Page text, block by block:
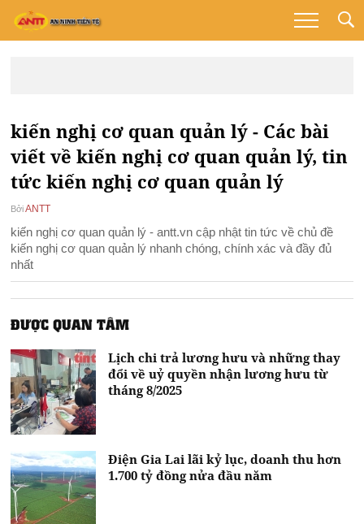
kiến nghị cơ quan quản lý - Các bài
viết về kiến nghị cơ quan quản lý, tin
tức kiến nghị cơ quan quản lý
Bởi ANTT
kiến nghị cơ quan quản lý - antt.vn cập nhật tin tức về chủ đề
kiến nghị cơ quan quản lý nhanh chóng, chính xác và đầy đủ
nhất
ĐƯỢC QUAN TÂM
Lịch chi trả lương hưu và những thay
đổi về uỷ quyền nhận lương hưu từ
tháng 8/2025
Điện Gia Lai lãi kỷ lục, doanh thu hơn
1.700 tỷ đồng nửa đầu năm